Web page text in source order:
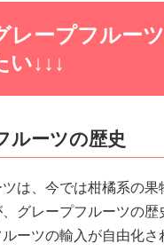
レープフルー
い↓↓↓
ルーツの歴史
は、今では柑橘系の果
グレープフルーツの歴
ルーツの輸入が自由化